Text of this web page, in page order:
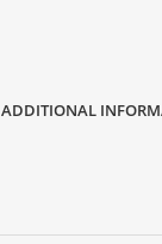
ADDITIONAL